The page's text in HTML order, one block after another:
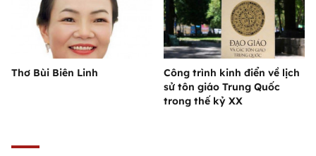
Thơ Bùi Biên Linh
Công trình kinh điển về lịch
sử tôn giáo Trung Quốc
trong thế kỷ XX